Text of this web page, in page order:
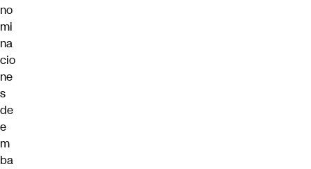
no
mi
na
cio
ne
s
de
e
m
ba